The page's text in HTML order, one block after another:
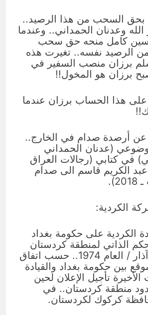
بحق السحب من هذا الرصيد..
وعدنان الحمداني.. وعندما
كامل منحه حق سحب
من الرصيد نفسه.. تغيرت هذه
برزان منصب السفير في
برزان هو المخول!!
هذا الحساب برزان عندما
عن أرصدة صدام في الخارج..
(عدنان الحمداني
في كتابي (رجالات العراق
الكريم قاسم الى صدام
الكردية:
الكردية على حكومة بغداد
الذاتي لمنطقة كردستان
العراق في 11 آذار / العام 1974.. حسب اتفاق
الموقع بين حكومة بغداد والقيادة
تأجيل الإعلان لحين
منطقة كردستان.. في
كركوك لكردستان.